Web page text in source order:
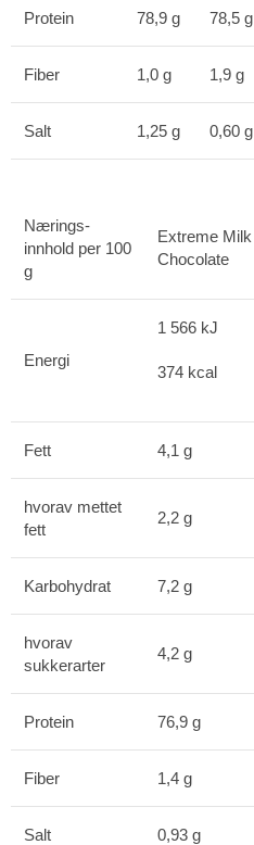
Protein 78,9 g 78,5 g
Fiber 1,0 g 1,9 g
Salt 1,25 g 0,60 g
Nærings-
innhold per 100
g
Extreme Milk
Chocolate
Energi
1 566 kJ
374 kcal
Fett 4,1 g
hvorav mettet
fett
2,2 g
Karbohydrat 7,2 g
hvorav
sukkerarter
4,2 g
Protein 76,9 g
Fiber 1,4 g
Salt 0,93 g